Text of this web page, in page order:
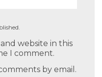
website in this
I comment.
by email.